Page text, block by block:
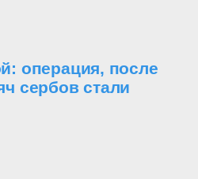
операция, после
сербов стали